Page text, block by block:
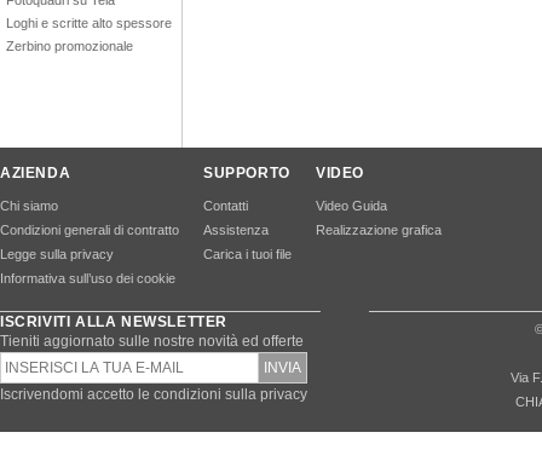
Loghi e scritte alto spessore
Zerbino promozionale
AZIENDA
Chi siamo
Condizioni generali di contratto
Legge sulla privacy
Informativa sull’uso dei cookie
SUPPORTO
Contatti
Assistenza
Carica i tuoi file
VIDEO
Video Guida
Realizzazione grafica
ISCRIVITI ALLA NEWSLETTER
Tieniti aggiornato sulle nostre novità ed offerte
Iscrivendomi accetto le condizioni sulla privacy
Via